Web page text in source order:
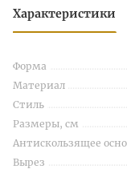
Характеристики
Форма
Материал
Стиль
Размеры, см
Антискользящее
Вырез